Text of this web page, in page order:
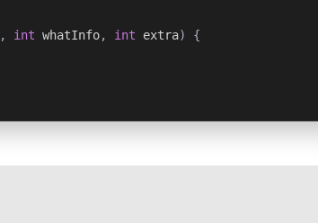
, int whatInfo, int extra) {